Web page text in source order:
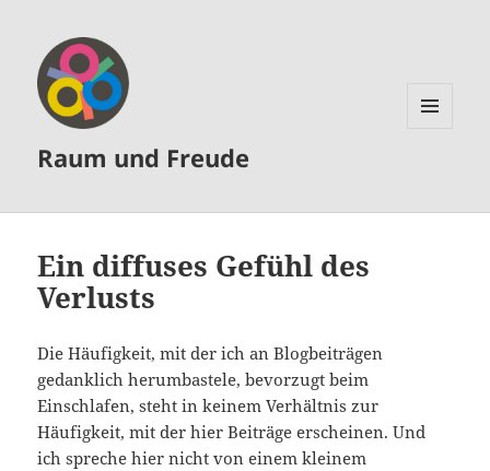
Raum und Freude
Ein diffuses Gefühl des
Verlusts
Die Häufigkeit, mit der ich an Blogbeiträgen
gedanklich herumbastele, bevorzugt beim
Einschlafen, steht in keinem Verhältnis zur
Häufigkeit, mit der hier Beiträge erscheinen. Und
ich spreche hier nicht von einem kleinem